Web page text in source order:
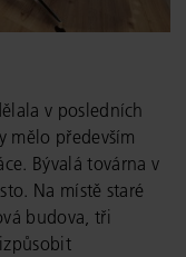
v posledních
mělo především
Bývalá továrna v
Na místě staré
budova, tři